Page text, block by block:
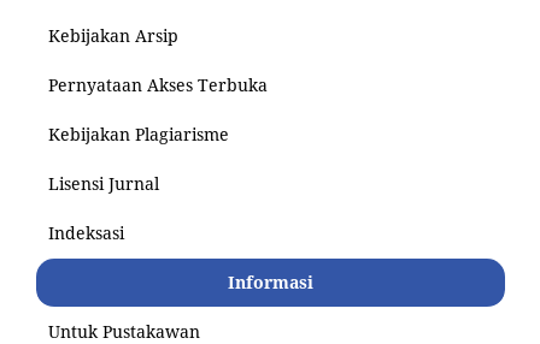
Kebijakan Arsip
Pernyataan Akses Terbuka
Kebijakan Plagiarisme
Lisensi Jurnal
Indeksasi
Informasi
Untuk Pustakawan